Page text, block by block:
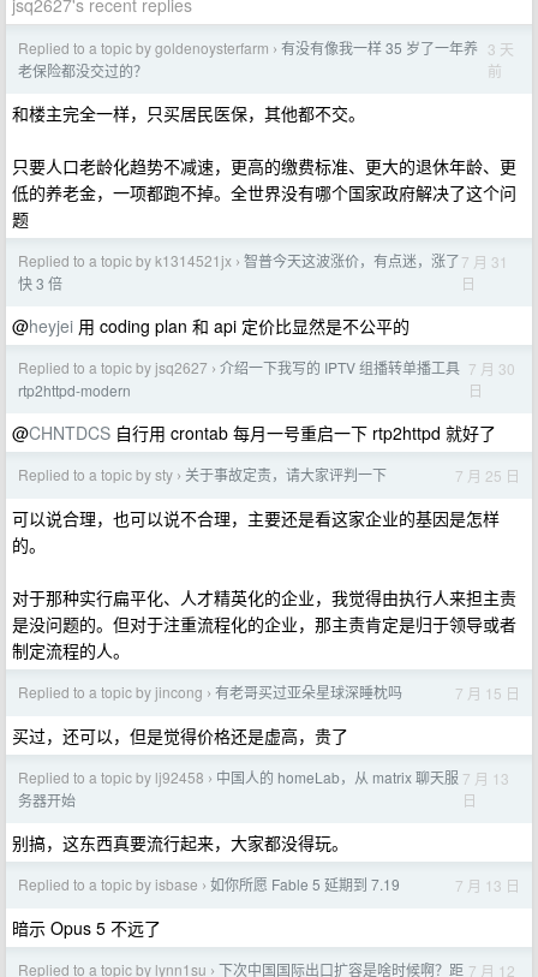
jsq2627's recent replies
Replied to a topic by goldenoysterfarm › 有没有像我一样 35 岁了一年养
老保险都没交过的？
3 天
前
和楼主完全一样，只买居民医保，其他都不交。
只要人口老龄化趋势不减速，更高的缴费标准、更大的退休年龄、更
低的养老金，一项都跑不掉。全世界没有哪个国家政府解决了这个问
题
Replied to a topic by k1314521jx › 智普今天这波涨价，有点迷，涨了
快 3 倍
7 月 31
日
@heyjei 用 coding plan 和 api 定价比显然是不公平的
Replied to a topic by jsq2627 › 介绍一下我写的 IPTV 组播转单播工具
rtp2httpd-modern
7 月 30
日
@CHNTDCS 自行用 crontab 每月一号重启一下 rtp2httpd 就好了
Replied to a topic by sty › 关于事故定责，请大家评判一下 7 月 25 日
可以说合理，也可以说不合理，主要还是看这家企业的基因是怎样
的。
对于那种实行扁平化、人才精英化的企业，我觉得由执行人来担主责
是没问题的。但对于注重流程化的企业，那主责肯定是归于领导或者
制定流程的人。
Replied to a topic by jincong › 有老哥买过亚朵星球深睡枕吗 7 月 15 日
买过，还可以，但是觉得价格还是虚高，贵了
Replied to a topic by lj92458 › 中国人的 homeLab，从 matrix 聊天服
务器开始
7 月 13
日
别搞，这东西真要流行起来，大家都没得玩。
Replied to a topic by isbase › 如你所愿 Fable 5 延期到 7.19 7 月 13 日
暗示 Opus 5 不远了
Replied to a topic by lynn1su › 下次中国国际出口扩容是啥时候啊？距 7 月 12